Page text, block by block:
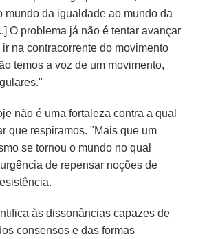
mundo da igualdade ao mundo da
O problema já não é tentar avançar
na contracorrente do movimento
temos a voz de um movimento,
não é uma fortaleza contra a qual
que respiramos. "Mais que um
se tornou o mundo no qual
de repensar noções de
às dissonâncias capazes de
consensos e das formas